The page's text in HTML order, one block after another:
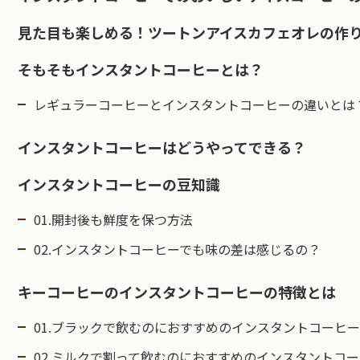
見た目も楽しめる！ツートンアイスカフェオレの作
そもそもインスタントコーヒーとは？
レギュラーコーヒーとインスタントコーヒーの違いとは
インスタントコーヒーはどうやってできる？
インスタントコーヒーの豆知識
01.開封後も鮮度を保つ方法
02.インスタントコーヒーでも味の差は感じるの？
キーコーヒーのインスタントコーヒーの特徴とは
01.ブラックで飲むのにおすすめのインスタントコーヒー